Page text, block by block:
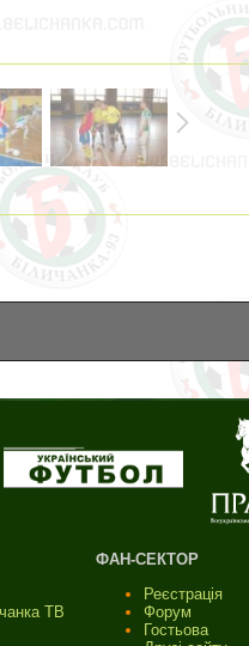
ТВ
ФАН-СЕКТОР
Реєстрація
Форум
Гостьова